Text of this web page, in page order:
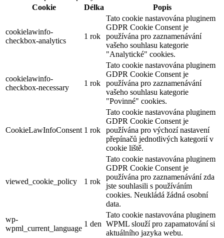
Cookie
Délka Popis
cookielawinfo-
checkbox-analytics
1 rok
Tato cookie nastavována pluginem
GDPR Cookie Consent je
používána pro zaznamenávání
vašeho souhlasu kategorie
"Analytické" cookies.
cookielawinfo-
checkbox-necessary
1 rok
Tato cookie nastavována pluginem
GDPR Cookie Consent je
používána pro zaznamenávání
vašeho souhlasu kategorie
"Povinné" cookies.
CookieLawInfoConsent 1 rok
Tato cookie nastavována pluginem
GDPR Cookie Consent je
používána pro výchozí nastavení
přepínačů jednotlivých kategorií v
cookie liště.
viewed_cookie_policy 1 rok
Tato cookie nastavována pluginem
GDPR Cookie Consent je
používána pro zaznamenávání zda
jste souhlasili s používáním
cookies. Neukládá žádná osobní
data.
wp-
wpml_current_language
1 den
Tato cookie nastavována pluginem
WPML slouží pro zapamatování si
aktuálního jazyka webu.